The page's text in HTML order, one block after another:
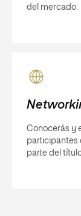
del mercado.
Conocerás y
participantes
parte del